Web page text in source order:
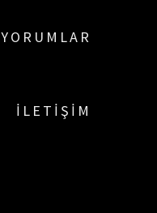
YORUMLAR
İLETIŞIM